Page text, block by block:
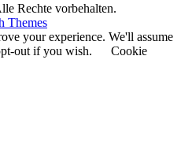
Rechte vorbehalten.
Themes
your experience. We'll assume
out if you wish.
Cookie